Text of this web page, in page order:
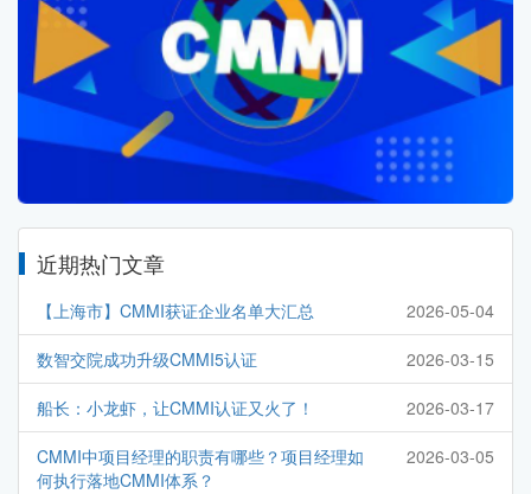
近期热门文章
【上海市】CMMI获证企业名单大汇总 2026-05-04
数智交院成功升级CMMI5认证 2026-03-15
船长：小龙虾，让CMMI认证又火了！ 2026-03-17
CMMI中项目经理的职责有哪些？项目经理如
何执行落地CMMI体系？
2026-03-05